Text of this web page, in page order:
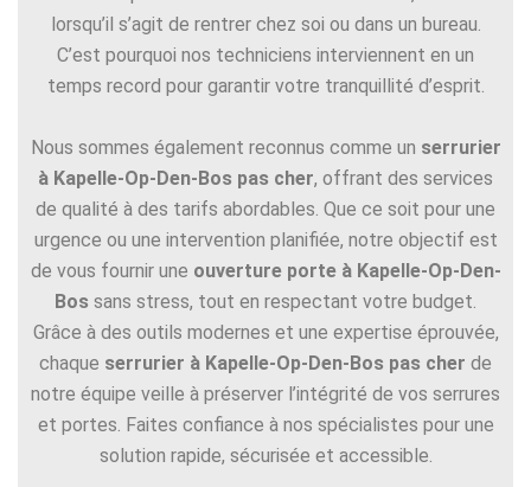
lorsqu’il s’agit de rentrer chez soi ou dans un bureau.
C’est pourquoi nos techniciens interviennent en un
temps record pour garantir votre tranquillité d’esprit.
Nous sommes également reconnus comme un serrurier
à Kapelle-Op-Den-Bos pas cher, offrant des services
de qualité à des tarifs abordables. Que ce soit pour une
urgence ou une intervention planifiée, notre objectif est
de vous fournir une ouverture porte à Kapelle-Op-Den-
Bos sans stress, tout en respectant votre budget.
Grâce à des outils modernes et une expertise éprouvée,
chaque serrurier à Kapelle-Op-Den-Bos pas cher de
notre équipe veille à préserver l’intégrité de vos serrures
et portes. Faites confiance à nos spécialistes pour une
solution rapide, sécurisée et accessible.